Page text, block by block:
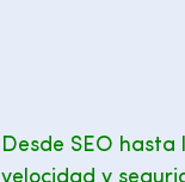
Desde SEO